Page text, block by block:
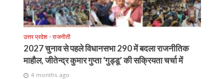
उत्तर प्रदेश • राजनीती
2027 चुनाव से पहले विधानसभा 290 में बदला राजनीतिक
माहौल, जीतेन्द्र कुमार गुप्ता ‘गुड्डू’ की सक्रियता चर्चा में
4 months ago